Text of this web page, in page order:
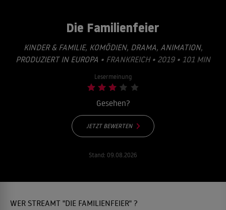
Die Familienfeier
KINDER & FAMILIE, KOMÖDIEN, DRAMA, ANIMATION,
PRODUZIERT IN EUROPA • FRANKREICH • 2019 • 101 MIN
Lesermeinung
Gesehen?
JETZT BEWERTEN
Stand: 09.08.2026
WER STREAMT "DIE FAMILIENFEIER" ?